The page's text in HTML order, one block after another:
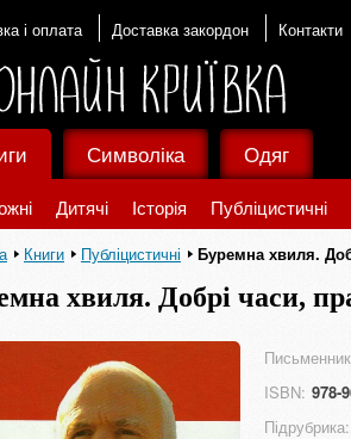
і оплата Доставка закордон Контакти
Дитячі Історія Публіцистичні
Символіка Одяг
Книги Публіцистичні Буремна хвиля.
хвиля. Добрі часи,
ISBN: 978-
Підрубрика: